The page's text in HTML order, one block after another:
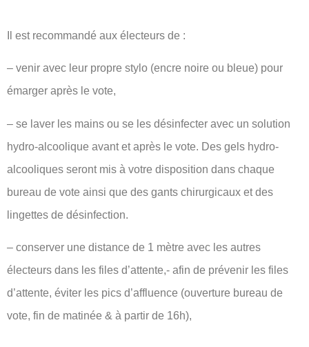
Il est recommandé aux électeurs de :
– venir avec leur propre stylo (encre noire ou bleue) pour
émarger après le vote,
– se laver les mains ou se les désinfecter avec un solution
hydro-alcoolique avant et après le vote. Des gels hydro-
alcooliques seront mis à votre disposition dans chaque
bureau de vote ainsi que des gants chirurgicaux et des
lingettes de désinfection.
– conserver une distance de 1 mètre avec les autres
électeurs dans les files d’attente,- afin de prévenir les files
d’attente, éviter les pics d’affluence (ouverture bureau de
vote, fin de matinée & à partir de 16h),